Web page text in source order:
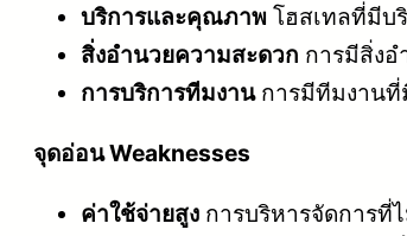
บริการและคุณภาพ โฮสเทลที่มีบ
สิ่งอำนวยความสะดวก การมีสิ่ง
การบริการทีมงานการมีทีมงานที่
จุดอ่อน Weaknesses
ค่าใช้จ่ายสูง การบริหารจัดการที่